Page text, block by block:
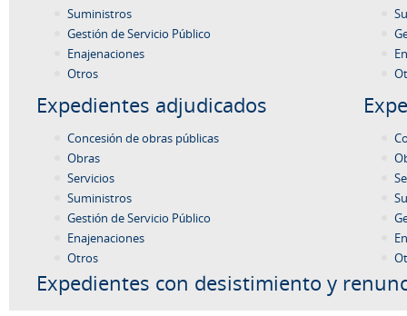
Suministros
Gestión de Servicio Público
Enajenaciones
Otros
Expedientes adjudicados
Concesión de obras públicas
Obras
Servicios
Suministros
Gestión de Servicio Público
Enajenaciones
Otros
Expedientes con desistimiento y